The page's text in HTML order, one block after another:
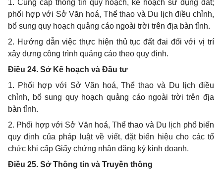
1. Cung cấp thông tin quy hoạch, kế hoạch sử dụng đất;
phối hợp với Sở Văn hoá, Thể thao và Du lịch điều chỉnh,
bổ sung quy hoạch quảng cáo ngoài trời trên địa bàn tỉnh.
2. Hướng dẫn việc thực hiện thủ tục đất đai đối với vị trí
xây dựng công trình quảng cáo theo quy định.
Điều 24. Sở Kế hoạch và Đầu tư
1. Phối hợp với Sở Văn hoá, Thể thao và Du lịch điều
chỉnh, bổ sung quy hoạch quảng cáo ngoài trời trên địa
bàn tỉnh.
2. Phối hợp với Sở Văn hoá, Thể thao và Du lịch phổ biến
quy định của pháp luật về viết, đặt biển hiệu cho các tổ
chức khi cấp Giấy chứng nhận đăng ký kinh doanh.
Điều 25. Sở Thông tin và Truyền thông